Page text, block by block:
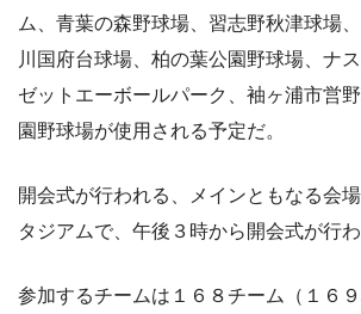
ム、青葉の森野球場、習志野秋津球場
川国府台球場、柏の葉公園野球場、ナ
ゼットエーボールパーク、袖ヶ浦市営
園野球場が使用される予定だ。
開会式が行われる、メインともなる会
タジアムで、午後３時から開会式が行わ
参加するチームは１６８チーム（１６